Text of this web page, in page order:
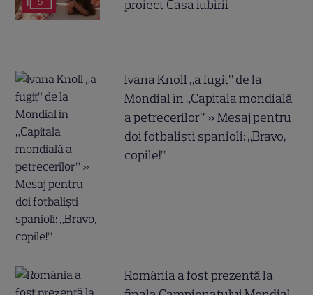
proiect Casa iubirii
Ivana Knoll „a fugit” de la
Mondial în „Capitala mondială
a petrecerilor” » Mesaj pentru
doi fotbaliști spanioli: „Bravo,
copile!”
România a fost prezentă la